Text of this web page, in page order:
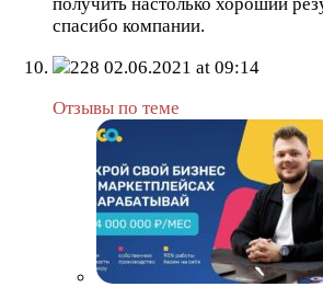
спасибо компании.
228 02.06.2021 at 09:14
Отзывы по теме